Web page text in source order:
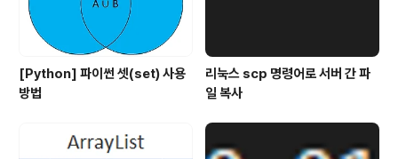
[Python] 파이썬 셋(set) 사용
방법
리눅스 scp 명령어로 서버 간 파
일 복사